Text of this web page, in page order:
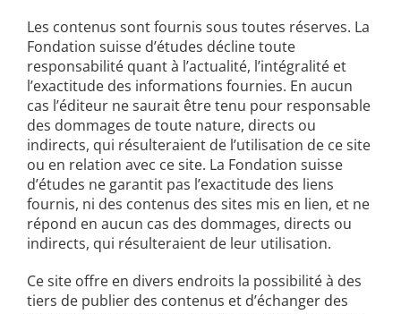
Les contenus sont fournis sous toutes réserves. La
Fondation suisse d’études décline toute
responsabilité quant à l’actualité, l’intégralité et
l’exactitude des informations fournies. En aucun
cas l’éditeur ne saurait être tenu pour responsable
des dommages de toute nature, directs ou
indirects, qui résulteraient de l’utilisation de ce site
ou en relation avec ce site. La Fondation suisse
d’études ne garantit pas l’exactitude des liens
fournis, ni des contenus des sites mis en lien, et ne
répond en aucun cas des dommages, directs ou
indirects, qui résulteraient de leur utilisation.
Ce site offre en divers endroits la possibilité à des
tiers de publier des contenus et d’échanger des